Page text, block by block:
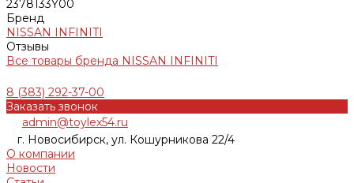
2378133Y00
Бренд
NISSAN INFINITI
Отзывы
Все товары бренда NISSAN INFINITI
8 (383) 292-37-00
Заказать звонок
admin@toylex54.ru
г. Новосибирск, ул. Кошурникова 22/4
О компании
Новости